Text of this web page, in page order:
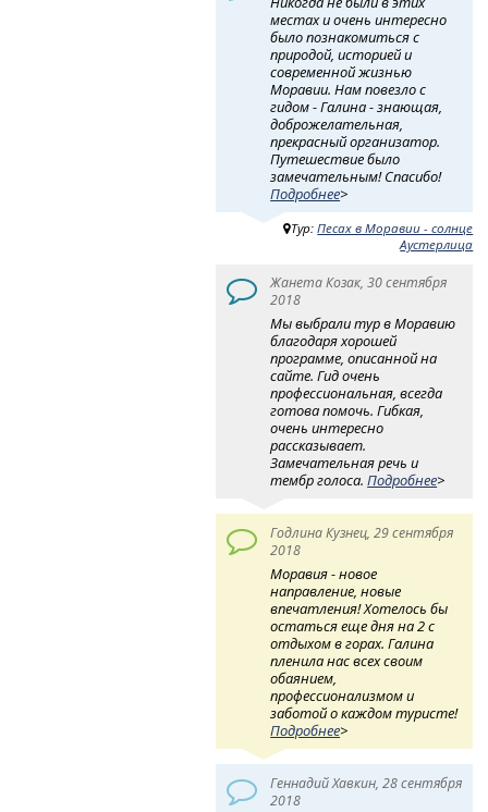
местах и очень интересно
было познакомиться с
природой, историей и
современной жизнью
Моравии. Нам повезло с
гидом - Галина - знающая,
доброжелательная,
прекрасный организатор.
Путешествие было
замечательным! Спасибо!
Подробнее>
Тур:Песах в Моравии - солнце
Аустерлица
Жанета Козак, 30 сентября
2018
Мы выбрали тур в Моравию
благодаря хорошей
программе, описанной на
сайте. Гид очень
профессиональная, всегда
готова помочь. Гибкая,
очень интересно
рассказывает.
Замечательная речь и
тембр голоса.Подробнее>
Годлина Кузнец, 29 сентября
2018
Моравия - новое
направление, новые
впечатления! Хотелось бы
остаться еще дня на 2 с
отдыхом в горах. Галина
пленила нас всех своим
обаянием,
профессионализмом и
заботой о каждом туристе!
Подробнее>
Геннадий Хавкин, 28 сентября
2018